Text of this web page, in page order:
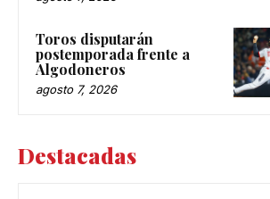
Toros disputarán
postemporada frente a
Algodoneros
agosto 7, 2026
Destacadas